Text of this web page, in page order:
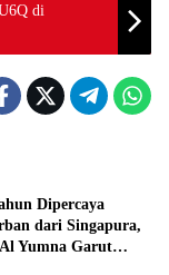
di
Dipercaya
dari Singapura,
Yumna Garut